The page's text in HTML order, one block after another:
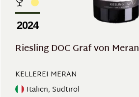
2024
Riesling DOC Graf von Meran
KELLEREI MERAN
Italien, Südtirol